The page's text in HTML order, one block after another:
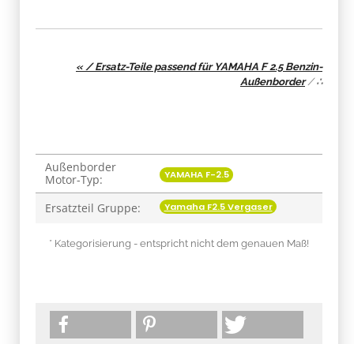
« / Ersatz-Teile passend für YAMAHA F 2.5 Benzin-
Außenborder/∴
Produkteigenschaft
Wert
Außenborder
Motor-Typ:
YAMAHA F-2.5
Ersatzteil Gruppe: Yamaha F2.5 Vergaser
* Kategorisierung - entspricht nicht dem genauen Maß!